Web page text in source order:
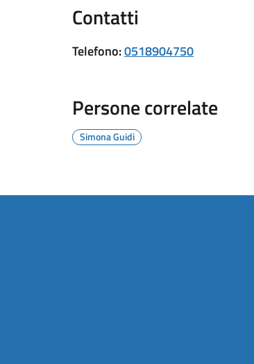
Contatti
Telefono:0518904750
Persone correlate
Simona Guidi